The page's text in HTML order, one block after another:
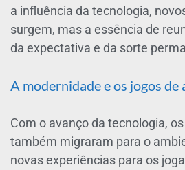
a influência da tecnologia,
surgem, mas a essência de
da expectativa e da sorte
A modernidade e os jogos de
Com o avanço da tecnologia,
também migraram para o
novas experiências para os